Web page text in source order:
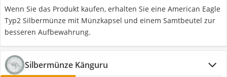
Wenn Sie das Produkt kaufen, erhalten Sie eine American Eagle
Typ2 Silbermünze mit Münzkapsel und einem Samtbeutel zur
besseren Aufbewahrung.
Silbermünze Känguru